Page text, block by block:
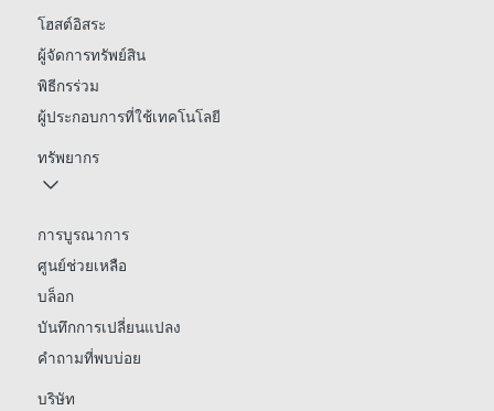
โฮสต์อิสระ
ผู้จัดการทรัพย์สิน
พิธีกรร่วม
ผู้ประกอบการที่ใช้เทคโนโลยี
ทรัพยากร
การบูรณาการ
ศูนย์ช่วยเหลือ
บล็อก
บันทึกการเปลี่ยนแปลง
คำถามที่พบบ่อย
บริษัท